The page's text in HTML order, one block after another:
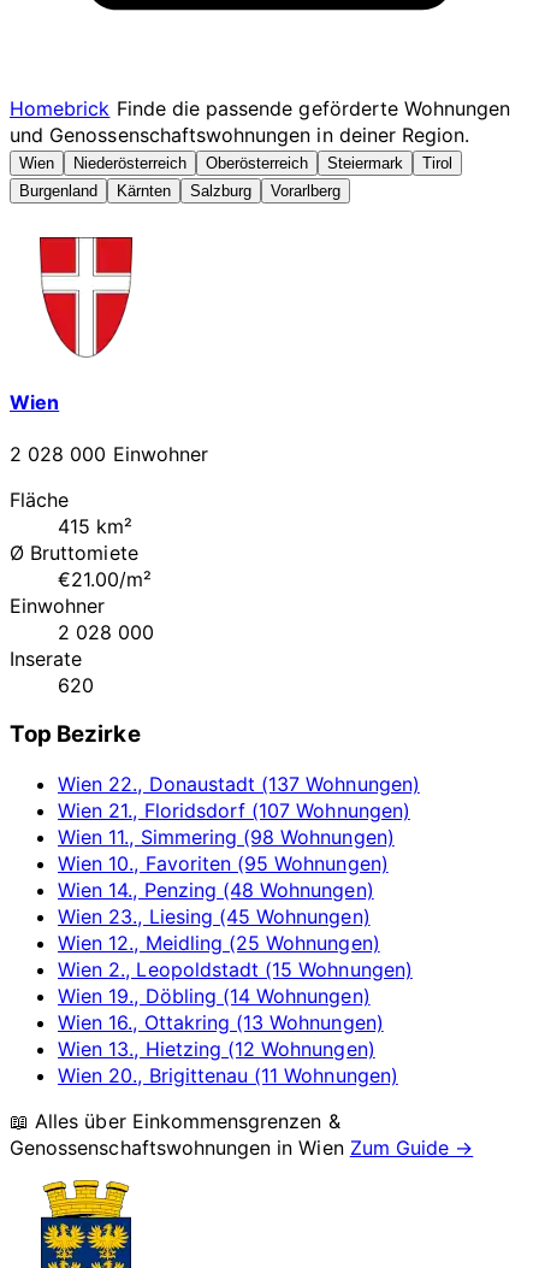
Homebrick Finde die passende geförderte Wohnungen
und Genossenschaftswohnungen in deiner Region.
Wien Niederösterreich Oberösterreich Steiermark
Tirol
Burgenland
Kärnten Salzburg Vorarlberg
Wien
2 028 000 Einwohner
Fläche
415 km²
Ø Bruttomiete
€21.00/m²
Einwohner
2 028 000
Inserate
620
Top Bezirke
Wien 22., Donaustadt (137 Wohnungen)
Wien 21., Floridsdorf (107 Wohnungen)
Wien 11., Simmering (98 Wohnungen)
Wien 10., Favoriten (95 Wohnungen)
Wien 14., Penzing (48 Wohnungen)
Wien 23., Liesing (45 Wohnungen)
Wien 12., Meidling (25 Wohnungen)
Wien 2., Leopoldstadt (15 Wohnungen)
Wien 19., Döbling (14 Wohnungen)
Wien 16., Ottakring (13 Wohnungen)
Wien 13., Hietzing (12 Wohnungen)
Wien 20., Brigittenau (11 Wohnungen)
📖 Alles über Einkommensgrenzen &
Genossenschaftswohnungen inWien Zum Guide →